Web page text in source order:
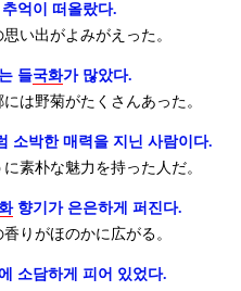
억이 떠올랐다.
い出がよみがえった。
들국화가 많았다.
は野菊がたくさんあった。
소박한 매력을 지닌 사람이다.
素朴な魅力を持った人だ。
향기가 은은하게 퍼진다.
りがほのかに広がる。
소담하게 피어 있었다.